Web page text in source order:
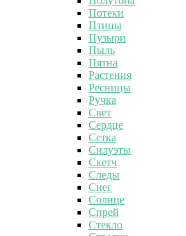
Потеки
Птицы
Пузыри
Пыль
Пятна
Растения
Ресницы
Ручка
Свет
Сердце
Сетка
Силуэты
Скетч
Следы
Снег
Солнце
Спрей
Стекло